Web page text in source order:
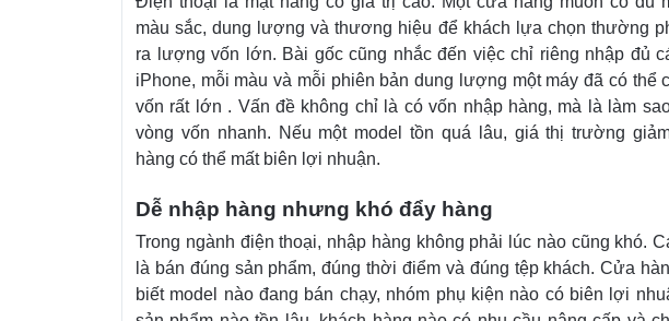
màu sắc, dung lượng và thương hiệu để khách lựa chọn thường
ra lượng vốn lớn. Bài gốc cũng nhắc đến việc chỉ riêng nhập đủ
iPhone, mỗi màu và mỗi phiên bản dung lượng một máy đã có thể
vốn rất lớn . Vấn đề không chỉ là có vốn nhập hàng, mà là làm
vòng vốn nhanh. Nếu một model tồn quá lâu, giá thị trường
hàng có thể mất biên lợi nhuận.
Dễ nhập hàng nhưng khó đẩy hàng
Trong ngành điện thoại, nhập hàng không phải lúc nào cũng khó.
là bán đúng sản phẩm, đúng thời điểm và đúng tệp khách. Cửa
biết model nào đang bán chạy, nhóm phụ kiện nào có biên lợi